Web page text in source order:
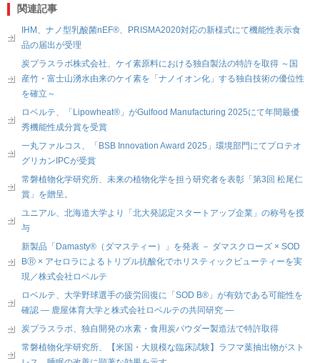
関連記事
IHM、ナノ型乳酸菌nEF®、PRISMA2020対応の新様式にて機能性表示食
品の届出が受理
炭プラスラボ株式会社、ケイ素原料における独自製法の特許を取得 ～国
産竹・富士山湧水由来のケイ素を「ナノイオン化」する独自技術の優位性
を確立～
ロベルテ、「Lipowheat®」がGulfood Manufacturing 2025にて年間最優
秀機能性成分賞を受賞
一丸ファルコス、「BSB Innovation Award 2025」環境部門にてプロテオ
グリカンIPCが受賞
常磐植物化学研究所、未来の植物化学を担う研究者を表彰「第3回 松尾仁
賞」を贈呈。
ユニアル、北海道大学より「北大発認定スタートアップ企業」の称号を授
与
新製品「Damasty®（ダマスティー）」を発表 － ダマスクローズ × SOD
BⓇ × アセロラによるトリプル抗酸化でホリスティックビューティーを実
現／株式会社ロベルテ
ロベルテ、大学野球選手の疲労回復に「SOD B®」が有効である可能性を
確認 ― 鹿屋体育大学と株式会社ロベルテの共同研究 ―
炭プラスラボ、独自開発の水素・食用炭パウダー製造法で特許取得
常磐植物化学研究所、【米国・大規模な臨床試験】ラフマ葉抽出物がスト